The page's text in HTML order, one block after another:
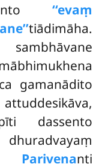
‘‘evaṃ
tiādimāha.
gamanādito
dassento
Pariveṇanti